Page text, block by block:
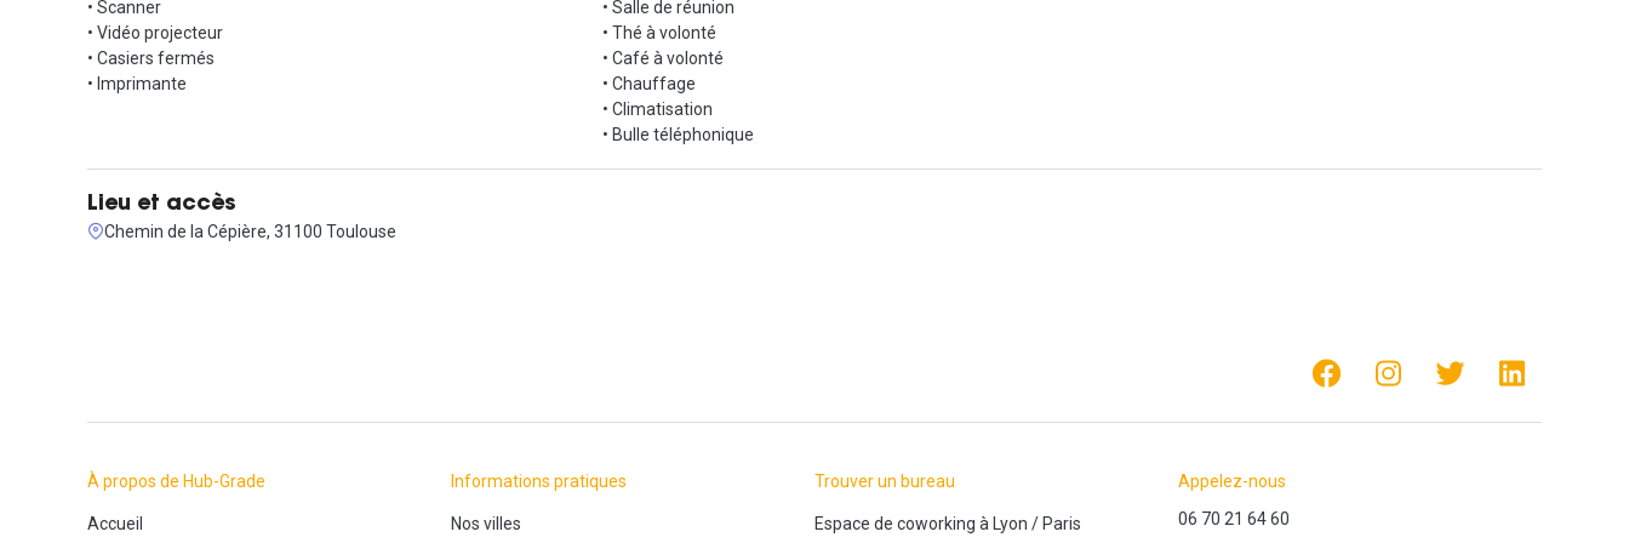
• Scanner
• Vidéo projecteur
• Casiers fermés
• Imprimante
• Salle de réunion
• Thé à volonté
• Café à volonté
• Chauffage
• Climatisation
• Bulle téléphonique
Lieu et accès
Chemin de la Cépière, 31100 Toulouse
À propos de Hub-Grade
Accueil
Informations pratiques
Nos villes
Trouver un bureau
Espace de coworking à Lyon /Paris
Appelez-nous
06 70 21 64 60